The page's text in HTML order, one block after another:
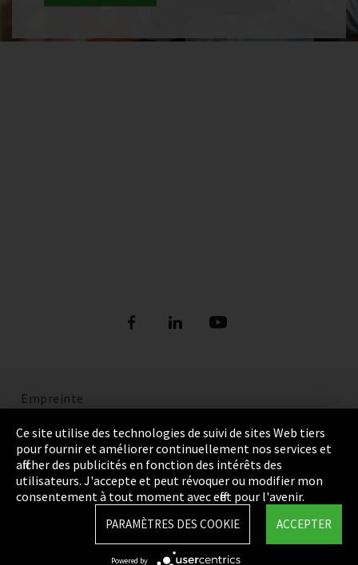
Empreinte
Politique de confidentialité
Cookie Settings
Termes et Conditions
Integrity Line
Ce site utilise des technologies de suivi de sites Web tiers
pour fournir et améliorer continuellement nos services et
afficher des publicités en fonction des intérêts des
utilisateurs. J'accepte et peut révoquer ou modifier mon
consentement à tout moment avec effet pour l'avenir.
ACCEPTER
PARAMÈTRES DES COOKIE
Powered by